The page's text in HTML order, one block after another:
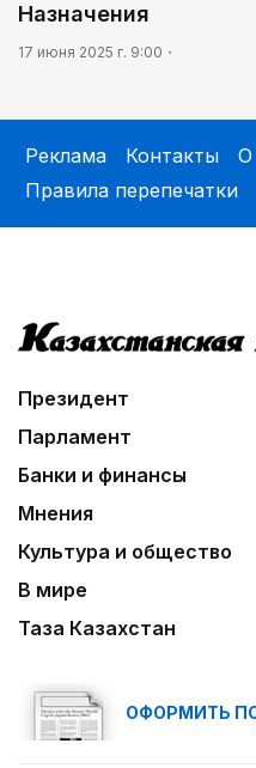
Назначения
17 июня 2025 г. 9:00
Реклама Контакты
О
Правила перепечатки
Президент
Парламент
Банки и финансы
Мнения
Культура и общество
В мире
Таза Казахстан
ОФОРМИТЬ